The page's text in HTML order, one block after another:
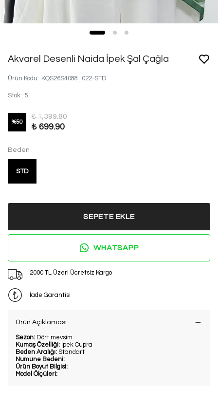
Akvarel Desenli Naida İpek Şal Çağla
Ürün Kodu: KQS26S4088_022-STD
Stok: 5
%50
₺ 1,399.80
₺ 699.90
Beden
STD
SEPETE EKLE
WHATSAPP
2000 TL Üzeri Ücretsiz Kargo
İade Garantisi
Ürün Açıklaması
Sezon: Dört mevsim
Kumaş Özelliği: İpek Cupra
Beden Aralığı: Standart
Numune Bedeni:
Ürün Boyut Bilgisi:
Model Ölçüleri: